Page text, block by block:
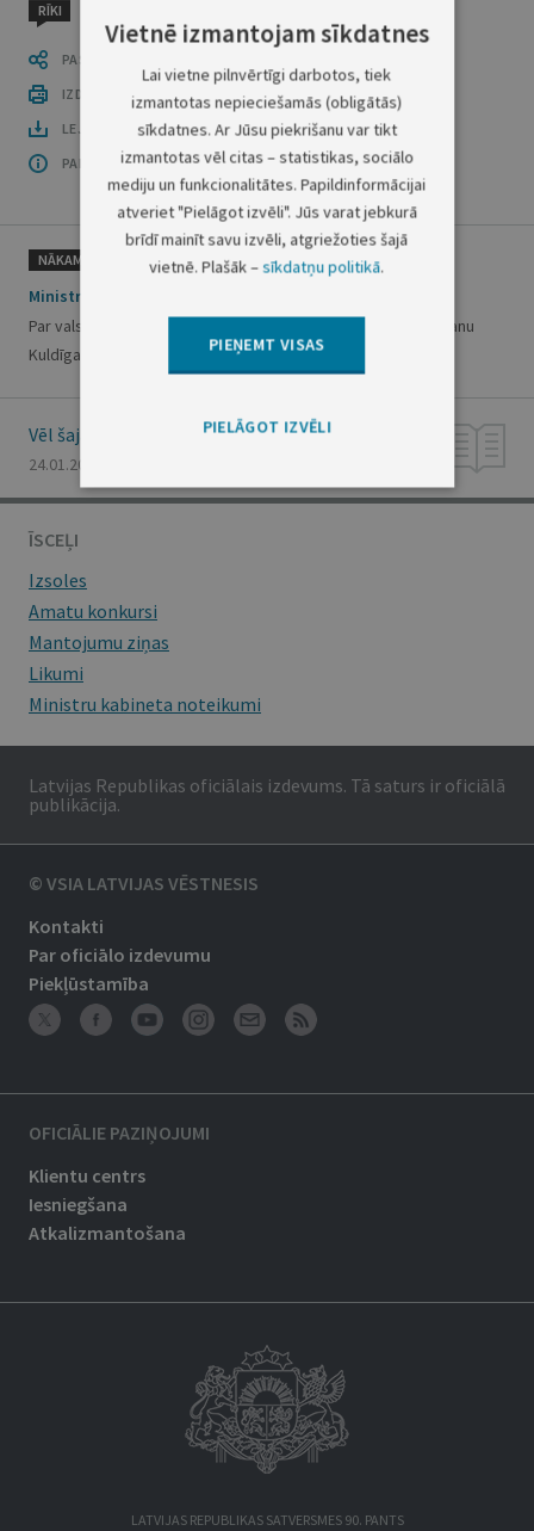
RĪKI
PASTĀSTI CITIEM
IZDRUKĀT PUBLIKĀCIJU
LEJUPLĀDĒT LAIDIENU (PDF)
PAR OFICIĀLO IZDEVUMU
NĀKAMAIS
Ministru kabineta rīkojums Nr.35
Par valsts nekustamās mantas Kuldīgā, Skolas ielā 4, nodošanu
Kuldīgas rajona pašvaldības īpašumā
Vēl šajā numurā
24.01.2003., Nr. 13
ĪSCEĻI
Izsoles
Amatu konkursi
Mantojumu ziņas
Likumi
Ministru kabineta noteikumi
Latvijas Republikas oficiālais izdevums. Tā saturs ir oficiālā
publikācija.
© VSIA LATVIJAS VĒSTNESIS
Kontakti
Par oficiālo izdevumu
Piekļūstamība
OFICIĀLIE PAZIŅOJUMI
Klientu centrs
Iesniegšana
Atkalizmantošana
LATVIJAS REPUBLIKAS SATVERSMES 90. PANTS
Vietnē izmantojam sīkdatnes
Lai vietne pilnvērtīgi darbotos, tiek
izmantotas nepieciešamās (obligātās)
sīkdatnes. Ar Jūsu piekrišanu var tikt
izmantotas vēl citas – statistikas, sociālo
mediju un funkcionalitātes. Papildinformācijai
atveriet "Pielāgot izvēli". Jūs varat jebkurā
brīdī mainīt savu izvēli, atgriežoties šajā
vietnē. Plašāk –sīkdatņu politikā.
PIEŅEMT VISAS
PIELĀGOT IZVĒLI